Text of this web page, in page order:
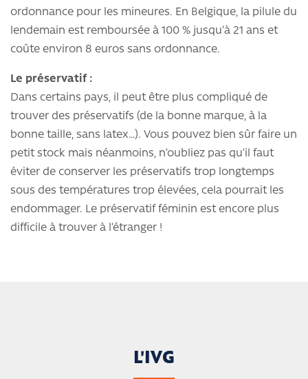
ordonnance pour les mineures. En Belgique, la pilule du
lendemain est remboursée à 100 % jusqu’à 21 ans et
coûte environ 8 euros sans ordonnance.
Le préservatif :
Dans certains pays, il peut être plus compliqué de
trouver des préservatifs (de la bonne marque, à la
bonne taille, sans latex…). Vous pouvez bien sûr faire un
petit stock mais néanmoins, n’oubliez pas qu’il faut
éviter de conserver les préservatifs trop longtemps
sous des températures trop élevées, cela pourrait les
endommager. Le préservatif féminin est encore plus
difficile à trouver à l’étranger !
L'IVG